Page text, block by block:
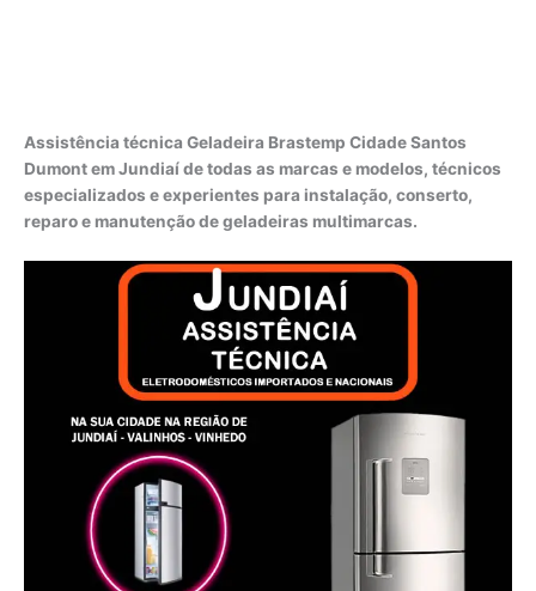
Assistência técnica Geladeira Brastemp Cidade Santos
Dumont em Jundiaí de todas as marcas e modelos, técnicos
especializados e experientes para instalação, conserto,
reparo e manutenção de geladeiras multimarcas.